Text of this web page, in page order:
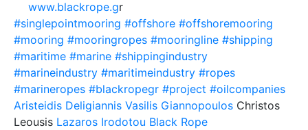
www.blackrope.gr
#singlepointmooring #offshore #offshoremooring
#mooring #mooringropes #mooringline #shipping
#maritime #marine #shippingindustry
#marineindustry #maritimeindustry #ropes
#marineropes #blackropegr #project #oilcompanies
Aristeidis Deligiannis Vasilis Giannopoulos Christos
Leousis Lazaros Irodotou Black Rope